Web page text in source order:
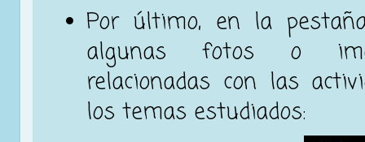
Por último, en la
algunas fotos o
relacionadas con las
los temas estudiados: